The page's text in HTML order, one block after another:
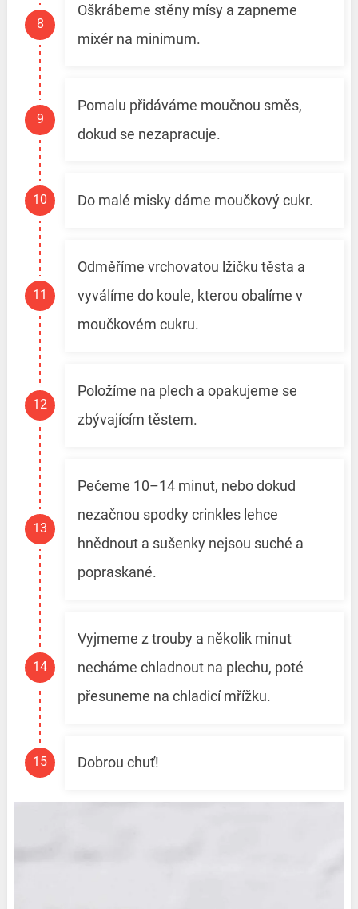
Oškrábeme stěny mísy a zapneme
mixér na minimum.
Pomalu přidáváme moučnou směs,
dokud se nezapracuje.
Do malé misky dáme moučkový cukr.
Odměříme vrchovatou lžičku těsta a
vyválíme do koule, kterou obalíme v
moučkovém cukru.
Položíme na plech a opakujeme se
zbývajícím těstem.
Pečeme 10–14 minut, nebo dokud
nezačnou spodky crinkles lehce
hnědnout a sušenky nejsou suché a
popraskané.
Vyjmeme z trouby a několik minut
necháme chladnout na plechu, poté
přesuneme na chladicí mřížku.
Dobrou chuť!